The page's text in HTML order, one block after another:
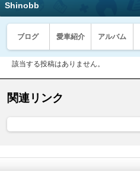
Shinobb
ブログ 愛車紹介 アルバム
該当する投稿はありません。
関連リンク